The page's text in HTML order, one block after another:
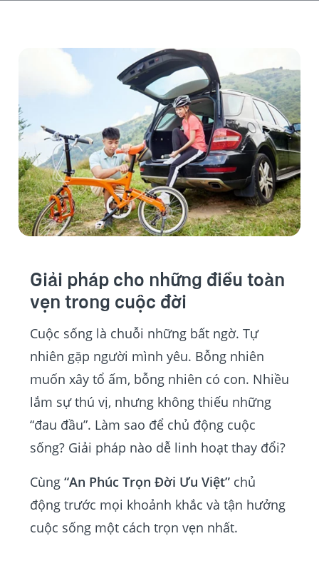
Giải pháp cho những điều toàn
vẹn trong cuộc đời
Cuộc sống là chuỗi những bất ngờ. Tự
nhiên gặp người mình yêu. Bỗng nhiên
muốn xây tổ ấm, bỗng nhiên có con. Nhiều
lắm sự thú vị, nhưng không thiếu những
“đau đầu”. Làm sao để chủ động cuộc
sống? Giải pháp nào dễ linh hoạt thay đổi?
Cùng “An Phúc Trọn Đời Ưu Việt” chủ
động trước mọi khoảnh khắc và tận hưởng
cuộc sống một cách trọn vẹn nhất.